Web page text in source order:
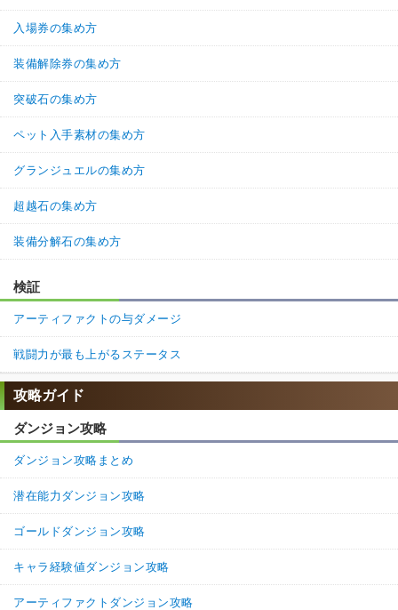
入場券の集め方
装備解除券の集め方
突破石の集め方
ペット入手素材の集め方
グランジュエルの集め方
超越石の集め方
装備分解石の集め方
検証
アーティファクトの与ダメージ
戦闘力が最も上がるステータス
攻略ガイド
ダンジョン攻略
ダンジョン攻略まとめ
潜在能力ダンジョン攻略
ゴールドダンジョン攻略
キャラ経験値ダンジョン攻略
アーティファクトダンジョン攻略